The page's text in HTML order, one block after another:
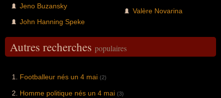
Jeno Buzansky
John Hanning Speke
Valère Novarina
Autres recherches populaires
Footballeur nés un 4 mai (2)
Homme politique nés un 4 mai (3)